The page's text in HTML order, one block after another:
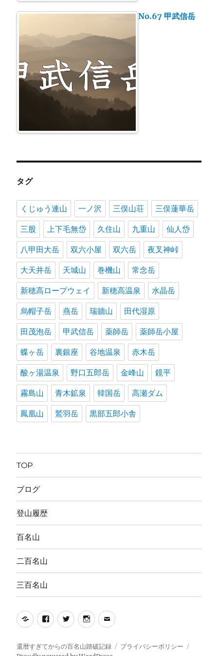
No.67 甲武信岳
タグ
くじゅう連山 一ノ沢 三俣山荘 三俣蓮華岳
三股 上下毛無岱 久住山 九重山 仙人岱
八甲田大岳 双六小屋 双六岳 夜叉神峠
大天井岳 天城山 巻機山 常念岳
新穂高ロープウェイ 新穂高温泉 水晶岳
烏帽子岳 燕岳 瑞牆山 田代湿原
田茂泡岳 甲武信岳 薬師岳 薬師岳小屋
蝶ヶ岳 裏銀座 谷地温泉 赤木岳
酸ヶ湯温泉 野口五郎岳 金峰山 鏡平
霧島山 青木鉱泉 韓国岳 高瀬ダム
鳳凰山 鷲羽岳 黒部五郎小舎
TOP
ブログ
登山履歴
百名山
二百名山
三百名山
Yelp Facebook
TwitterInstagram
メ
ル
還暦すぎてからの百名山踏破記録
プライバシーポリシー